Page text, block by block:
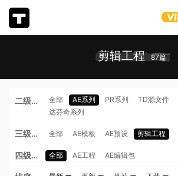
剪辑工程 87篇
二级分
全部 AE系列 PR系列 TD源文件
达芬奇系列
三级分
全部 AE模板 AE预设 剪辑工程
四级分
全部 AE工程 AE编辑包